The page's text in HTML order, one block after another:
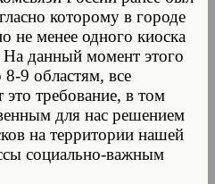
которому в городе
не менее одного киоска
данный момент этого
8-9 областям, все
требование, в том
для нас решением
на территории нашей
социально-важным